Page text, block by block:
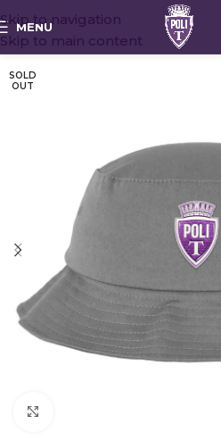
Skip to navigation
Skip to main content
MENU
SOLD
OUT